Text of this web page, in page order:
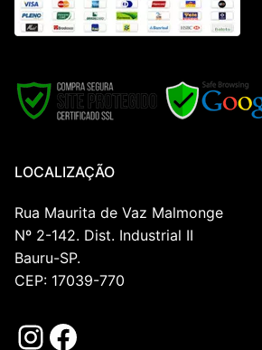
LOCALIZAÇÃO
Rua Maurita de Vaz Malmonge
Nº 2-142. Dist. Industrial II
Bauru-SP.
CEP: 17039-770
Instagram Facebook